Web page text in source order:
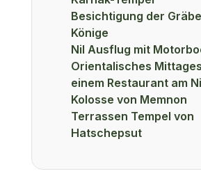
Besichtigung der
Könige
Nil Ausflug mit
Orientalisches
einem Restaurant am
Kolosse von Memnon
Terrassen Tempel von
Hatschepsut